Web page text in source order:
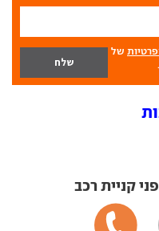
של
קניית רכב